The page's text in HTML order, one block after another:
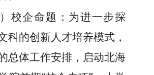
校企命题： 为进一步探
科的创新人才培养模式，
总体工作安排，启动北海